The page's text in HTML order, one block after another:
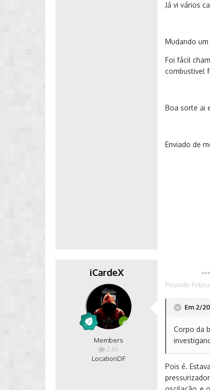
Já vi vários
Mudando
Foi fácil
combustivel
Boa sorte ai
Enviado de
iCardeX
Members
2.8k
LocationDF
Postado
Em 2/
Corpo da
Pois é.